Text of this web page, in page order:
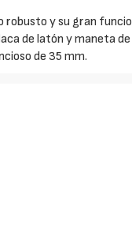
robusto y su gran
de latón y maneta
de 35 mm.